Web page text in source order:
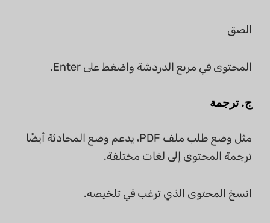
الصق
المحتوى في مربع الدردشة واضغط على Enter.
ج. ترجمة
مثل وضع طلب ملف PDF، يدعم وضع المحادثة أيضًا
ترجمة المحتوى إلى لغات مختلفة.
انسخ المحتوى الذي ترغب في تلخيصه.